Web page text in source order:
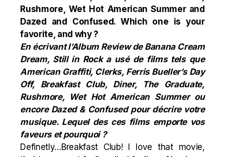
Rushmore, Wet Hot American Summer and
Dazed and Confused. Which one is your
favorite, and why ?
En écrivant l’Album Review de Banana Cream
Dream, Still in Rock a usé de films tels que
American Graffiti, Clerks, Ferris Bueller’s Day
Off, Breakfast Club, Diner, The Graduate,
Rushmore, Wet Hot American Summer ou
encore Dazed & Confused pour décrire votre
musique. Lequel des ces films emporte vos
faveurs et pourquoi ?
Definetly…Breakfast Club! I love that movie,